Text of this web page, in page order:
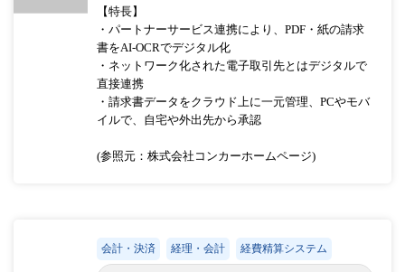
【特長】
・パートナーサービス連携により、PDF・紙の請求
書をAI-OCRでデジタル化
・ネットワーク化された電子取引先とはデジタルで
直接連携
・請求書データをクラウド上に一元管理、PCやモバ
イルで、自宅や外出先から承認
(参照元：株式会社コンカーホームページ)
会計・決済 経理・会計 経費精算システム